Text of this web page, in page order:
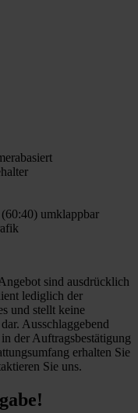
umklappbar
sind ausdrücklich
lediglich der
und stellt keine
Ausschlaggebend
der Auftragsbestätigung
erhalten Sie
Sie uns.